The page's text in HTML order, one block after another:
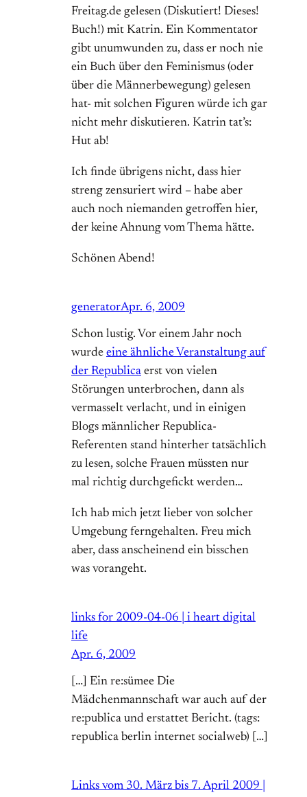
Freitag.de gelesen (Diskutiert! Dieses!
Buch!) mit Katrin. Ein Kommentator
gibt unumwunden zu, dass er noch nie
ein Buch über den Feminismus (oder
über die Männerbewegung) gelesen
hat- mit solchen Figuren würde ich gar
nicht mehr diskutieren. Katrin tat’s:
Hut ab!
Ich finde übrigens nicht, dass hier
streng zensuriert wird – habe aber
auch noch niemanden getroffen hier,
der keine Ahnung vom Thema hätte.
Schönen Abend!
generatorApr. 6, 2009
Schon lustig. Vor einem Jahr noch
wurde eine ähnliche Veranstaltung auf
der Republica erst von vielen
Störungen unterbrochen, dann als
vermasselt verlacht, und in einigen
Blogs männlicher Republica-
Referenten stand hinterher tatsächlich
zu lesen, solche Frauen müssten nur
mal richtig durchgefickt werden…
Ich hab mich jetzt lieber von solcher
Umgebung ferngehalten. Freu mich
aber, dass anscheinend ein bisschen
was vorangeht.
links for 2009-04-06 | i heart digital
life
Apr. 6, 2009
[…] Ein re:sümee Die
Mädchenmannschaft war auch auf der
re:publica und erstattet Bericht. (tags:
republica berlin internet socialweb) […]
Links vom 30. März bis 7. April 2009 |